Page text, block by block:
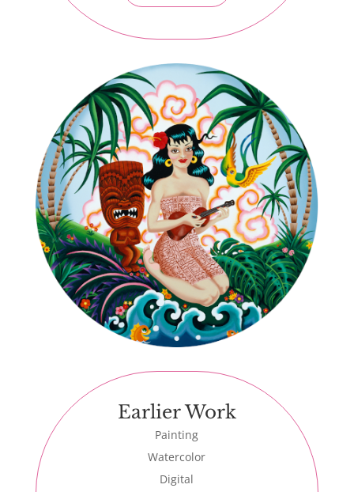
Earlier Work
Painting
Watercolor
Digital